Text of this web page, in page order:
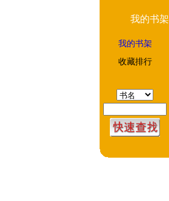
我的书架
我的书架
收藏排行